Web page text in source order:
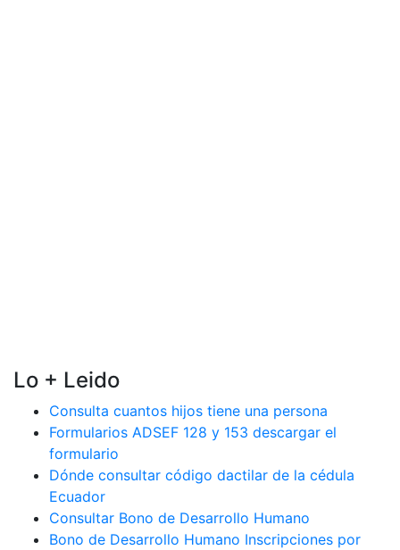
Lo + Leido
Consulta cuantos hijos tiene una persona
Formularios ADSEF 128 y 153 descargar el
formulario
Dónde consultar código dactilar de la cédula
Ecuador
Consultar Bono de Desarrollo Humano
Bono de Desarrollo Humano Inscripciones por